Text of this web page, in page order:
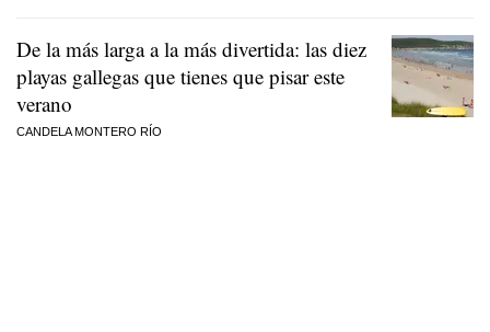
De la más larga a la más divertida: las diez
playas gallegas que tienes que pisar este
verano
CANDELA MONTERO RÍO